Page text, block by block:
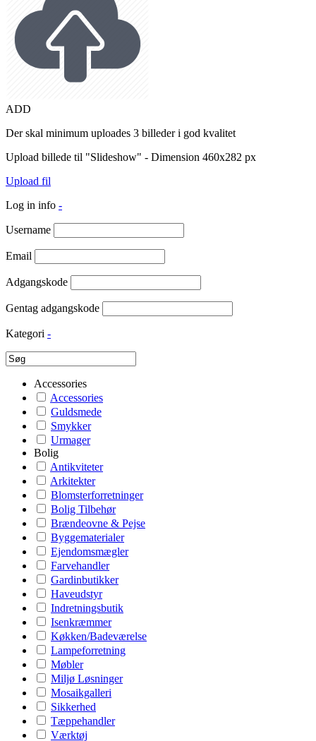
ADD
Der skal minimum uploades 3 billeder i god kvalitet
Upload billede til "Slideshow" - Dimension 460x282 px
Upload fil
Log in info -
Username
Email
Adgangskode
Gentag adgangskode
Kategori -
Accessories
Accessories
Guldsmede
Smykker
Urmager
Bolig
Antikviteter
Arkitekter
Blomsterforretninger
Bolig Tilbehør
Brændeovne & Pejse
Byggematerialer
Ejendomsmægler
Farvehandler
Gardinbutikker
Haveudstyr
Indretningsbutik
Isenkræmmer
Køkken/Badeværelse
Lampeforretning
Møbler
Miljø Løsninger
Mosaikgalleri
Sikkerhed
Tæppehandler
Værktøj